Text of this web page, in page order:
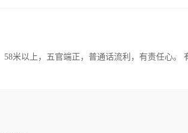
58米以上，五官端正，普通话流利，有责任心。